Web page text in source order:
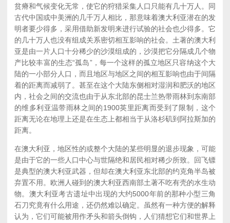
贫瘠和气候变化无常，使它的狩猎采集人口只能有几十万人。同
古代中国或中美洲的几千万人相比，那意味着澳大利亚潜在的发
明者要少得多，采用借助新发明来进行试验的社会也少得多。它
的几十万人也没有组成关系密切相互影响的社会。土著的澳大利
亚是由一片人口十分稀少的沙漠组成的，沙漠把它分隔成几个物
产比较丰富的生态“孤岛”，每一个这样的孤立地区只容纳这个大
陆的一小部分人口，而且地区与地区之间的相互影响也由于间隔
着的距离而减弱了。甚至在这个大陆东侧相对湿润和肥沃的地区
内，社会之间的交流也由于从东北部的昆士兰热带雨林到东南部
的维多利亚温带雨林之间的1900英里距离而受到了限制，这个
距离无论在地理上还是在生态上都相当于从洛杉矶到阿拉斯加的
距离。
在澳大利亚，地区性的或整个大陆的某些明显的退步现象，可能
是由于它的一些人口中心与世隔绝和居民相对稀少所致。回飞镖
是典型的澳大利亚武器，但却在澳大利亚东北部的约克角半岛被
弃置不用。欧洲人碰到的澳大利亚西南部土著不吃有壳的水生动
物。澳大利亚考古遗址中出现的大约5000年前的那种小型三角
石刀究竟有什么用途，还仍然难以确定。虽然有一种方便的解释
认为，它们可能被用作矛头和箭头倒钩，人们猜想它们和世界上